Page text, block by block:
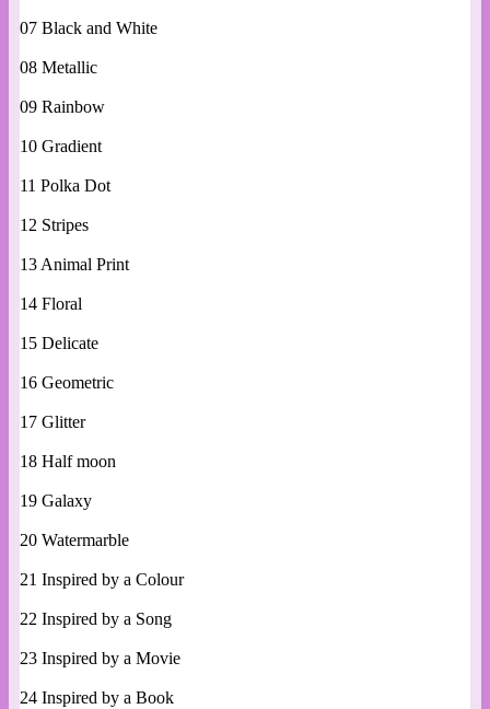
07 Black and White
08 Metallic
09 Rainbow
10 Gradient
11 Polka Dot
12 Stripes
13 Animal Print
14 Floral
15 Delicate
16 Geometric
17 Glitter
18 Half moon
19 Galaxy
20 Watermarble
21 Inspired by a Colour
22 Inspired by a Song
23 Inspired by a Movie
24 Inspired by a Book